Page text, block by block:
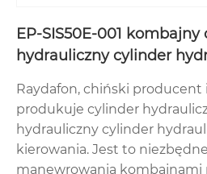
EP-SIS50E-001 kombajny
hydrauliczny cylinder
Raydafon, chiński producent
produkuje cylinder
hydrauliczny cylinder
kierowania. Jest to
manewrowania kombajnami